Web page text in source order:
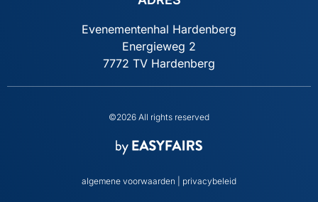
Evenementenhal Hardenberg
Energieweg 2
7772 TV Hardenberg
©2026 All rights reserved
algemene voorwaarden privacybeleid